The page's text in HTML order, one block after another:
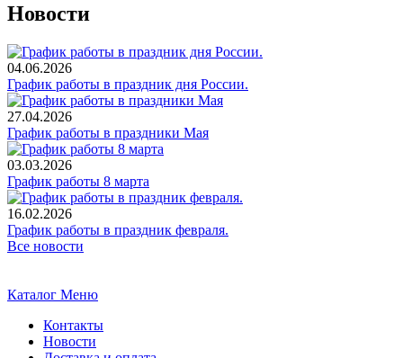
Новости
04.06.2026
График работы в праздник дня России.
27.04.2026
График работы в праздники Мая
03.03.2026
График работы 8 марта
16.02.2026
График работы в праздник февраля.
Все новости
Каталог Меню
Контакты
Новости